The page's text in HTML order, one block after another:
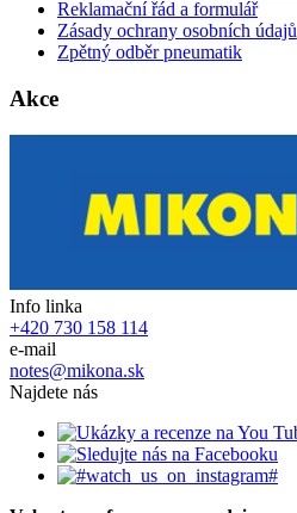
Reklamační řád a formulář
Zásady ochrany osobních údajů
Zpětný odběr pneumatik
Akce
Info linka
+420 730 158 114
e-mail
notes@mikona.sk
Najdete nás